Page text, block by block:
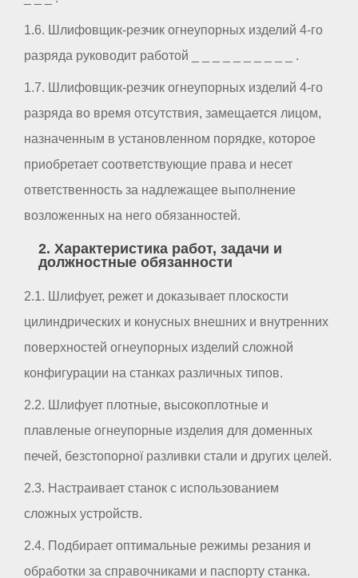
1.6. Шлифовщик-резчик огнеупорных изделий 4-го
разряда руководит работой _ _ _ _ _ _ _ _ _ _ .
1.7. Шлифовщик-резчик огнеупорных изделий 4-го
разряда во время отсутствия, замещается лицом,
назначенным в установленном порядке, которое
приобретает соответствующие права и несет
ответственность за надлежащее выполнение
возложенных на него обязанностей.
2. Характеристика работ, задачи и
должностные обязанности
2.1. Шлифует, режет и доказывает плоскости
цилиндрических и конусных внешних и внутренних
поверхностей огнеупорных изделий сложной
конфигурации на станках различных типов.
2.2. Шлифует плотные, высокоплотные и
плавленые огнеупорные изделия для доменных
печей, безстопорної разливки стали и других целей.
2.3. Настраивает станок с использованием
сложных устройств.
2.4. Подбирает оптимальные режимы резания и
обработки за справочниками и паспорту станка.